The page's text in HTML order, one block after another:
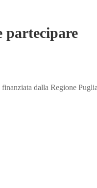
partecipare
dalla Regione